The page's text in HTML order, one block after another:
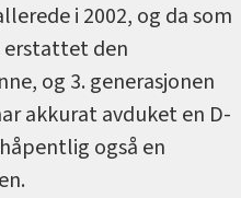
i 2002, og da som
erstattet den
og 3. generasjonen
akkurat avduket en D-
også en